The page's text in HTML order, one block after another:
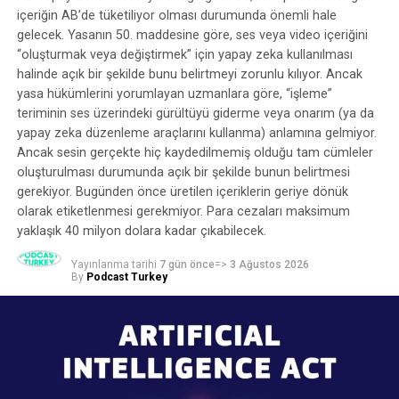
Araştırmaya 19 bağımsız podcast yayıncısı, 17 podcast
endüstrisi çalışanı, 12 ağ bünyesinde yayın yapan
podcast yayıncısı, 13 podcast üreten kurum temsilcisi ve
13 podcast girişimcisi katıldı. Bazı katılımcıların
ekosistem içerisinde birden fazla rol üstlenmesi
nedeniyle araştırma toplam 67 tekil katılımcının
deneyimlerine dayanırken, analizlerde 74 aktör temsili
değerlendirildi.
Araştırmada örneklem oluşturulurken yalnızca farklı
podcast aktörlerine ulaşılması değil, bu aktörlerin kendi
içindeki çeşitliliğin de temsil edilmesi gözetildi. Kurumsal
podcast tarafında bankacılık ve finans, sigorta, dijital
e-ticaret, patent ve dijital danışmanlık gibi farklı
sektörlerde faaliyet gösteren kurumların temsilcileriyle
görüşüldü. Podcast ağları ve girişimler tarafında ise
özelliği, bir yandan Spotify’ın reklam sattığı, diğer
yandan da kendi ücretli kullanıcılarına bu reklamları
duymama olanağı sağlayan bir “atla” özelliği pazarladığı
anlamına geliyor. Bir podcast reklam şirketi bize bunun
dolandırıcılık olarak değerlendirilebileceğini söyledi:
reklamlar ücretlendirilmiş ve ses dosyasına eklenmiş,
ancak dinleyici aktif olarak bunları dinlememeye teşvik
edilmiş.
Bu özelliğin Spotify’ın rakiplerinin reklamlarıyla birlikte
görünmesi de aynı derecede sorunlu, çünkü Spotify,
rakiplerine ait podcast’lerdeki reklamların etkinliğini
engelleyebilir.
İşte “İleri Atla” aracının kullanımına dair birkaç kısa
video. “İleri Atla” düğmesinin girişlerde veya reklam
aralarında göründüğünü ve tıklandığını göreceksiniz.
içeriğin AB’de tüketiliyor olması durumunda önemli hale
gelecek. Yasanın 50. maddesine göre, ses veya video içeriğini
“oluşturmak veya değiştirmek” için yapay zeka kullanılması
halinde açık bir şekilde bunu belirtmeyi zorunlu kılıyor. Ancak
yasa hükümlerini yorumlayan uzmanlara göre, “işleme”
teriminin ses üzerindeki gürültüyü giderme veya onarım (ya da
yapay zeka düzenleme araçlarını kullanma) anlamına gelmiyor.
Ancak sesin gerçekte hiç kaydedilmemiş olduğu tam cümleler
oluşturulması durumunda açık bir şekilde bunun belirtmesi
gerekiyor. Bugünden önce üretilen içeriklerin geriye dönük
olarak etiketlenmesi gerekmiyor. Para cezaları maksimum
yaklaşık 40 milyon dolara kadar çıkabilecek.
Yayınlanma tarihi 7 gün önce=> 3 Ağustos 2026
By Podcast Turkey